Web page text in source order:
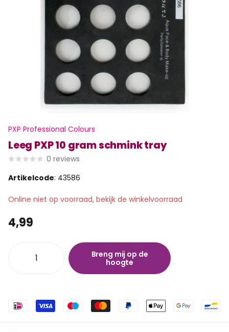
PXP Professional Colours
Leeg PXP 10 gram schmink tray
0 reviews
Artikelcode: 43586
Online niet op voorraad, bekijk de winkelvoorraad
4,99
Breng mij op de
hoogte